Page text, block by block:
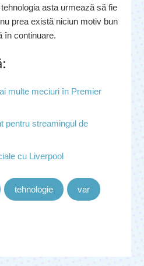
asta urmează să fie
prea există niciun motiv bun
în continuare.
multe meciuri în Premier
pentru streamingul de
cu Liverpool
tehnologie var